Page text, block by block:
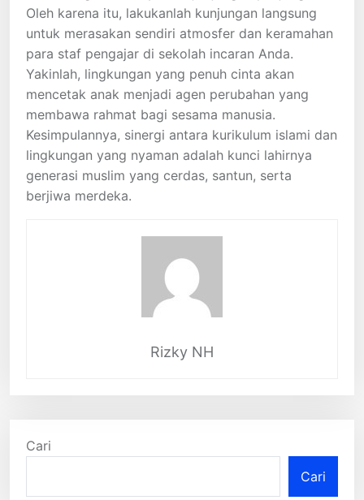
Oleh karena itu, lakukanlah kunjungan langsung
untuk merasakan sendiri atmosfer dan keramahan
para staf pengajar di sekolah incaran Anda.
Yakinlah, lingkungan yang penuh cinta akan
mencetak anak menjadi agen perubahan yang
membawa rahmat bagi sesama manusia.
Kesimpulannya, sinergi antara kurikulum islami dan
lingkungan yang nyaman adalah kunci lahirnya
generasi muslim yang cerdas, santun, serta
berjiwa merdeka.
Rizky NH
Cari
Cari